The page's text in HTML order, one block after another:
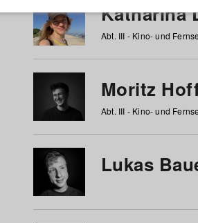
Katharina
Abt. III - Kino- und
Moritz
Abt. III - Kino- und
Lukas